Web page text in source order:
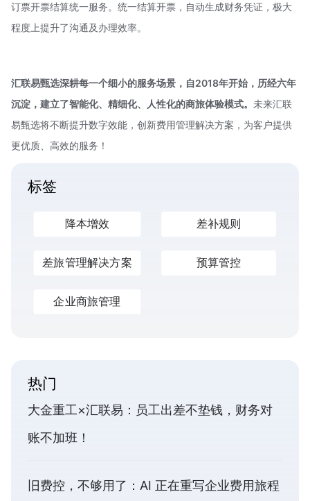
订票开票结算统一服务。统一结算开票，自动生成财务凭证，极大
程度上提升了沟通及办理效率。
汇联易甄选深耕每一个细小的服务场景，自2018年开始，历经六年
沉淀，建立了智能化、精细化、人性化的商旅体验模式。 未来汇联
易甄选将不断提升数字效能，创新费用管理解决方案，为客户提供
更优质、高效的服务！
标签
降本增效 差补规则
差旅管理解决方案 预算管控
企业商旅管理
热门
大金重工×汇联易：员工出差不垫钱，财务对
账不加班！
旧费控，不够用了：AI 正在重写企业费用旅程